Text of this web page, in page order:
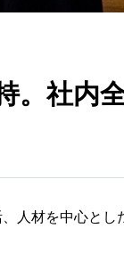
。社内
人材を中心とし